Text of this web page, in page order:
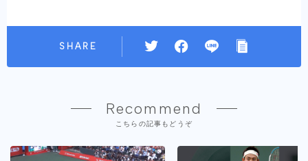
SHARE
Recommend
こちらの記事もどうぞ